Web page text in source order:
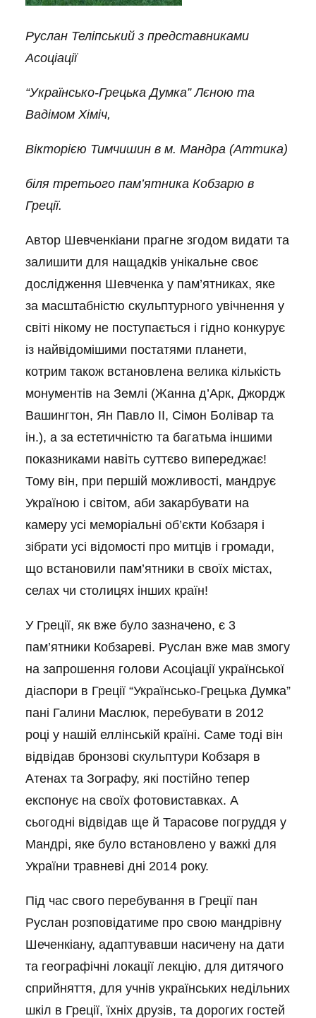
Руслан Теліпський з представниками
Асоціації
“Українсько-Грецька Думка” Лєною та
Вадімом Хіміч,
Вікторією Тимчишин в м. Мандра (Аттика)
біля третього пам’ятника Кобзарю в
Греції.
Автор Шевченкіани прагне згодом видати та
залишити для нащадків унікальне своє
дослідження Шевченка у пам’ятниках, яке
за масштабністю скульптурного увічнення у
світі нікому не поступається і гідно конкурує
із найвідомішими постатями планети,
котрим також встановлена велика кількість
монументів на Землі (Жанна д’Арк, Джордж
Вашингтон, Ян Павло ІІ, Сімон Болівар та
ін.), а за естетичністю та багатьма іншими
показниками навіть суттєво випереджає!
Тому він, при першій можливості, мандрує
Україною і світом, аби закарбувати на
камеру усі меморіальні об’єкти Кобзаря і
зібрати усі відомості про митців і громади,
що встановили пам’ятники в своїх містах,
селах чи столицях інших країн!
У Греції, як вже було зазначено, є 3
пам’ятники Кобзареві. Руслан вже мав змогу
на запрошення голови Асоціації української
діаспори в Греції “Українсько-Грецька Думка”
пані Галини Маслюк, перебувати в 2012
році у нашій еллінській країні. Саме тоді він
відвідав бронзові скульптури Кобзаря в
Атенах та Зографу, які постійно тепер
експонує на своїх фотовиставках. А
сьогодні відвідав ще й Тарасове погруддя у
Мандрі, яке було встановлено у важкі для
України травневі дні 2014 року.
Під час свого перебування в Греції пан
Руслан розповідатиме про свою мандрівну
Шеченкіану, адаптувавши насичену на дати
та географічні локації лекцію, для дитячого
сприйняття, для учнів українських недільних
шкіл в Греції, їхніх друзів, та дорогих гостей